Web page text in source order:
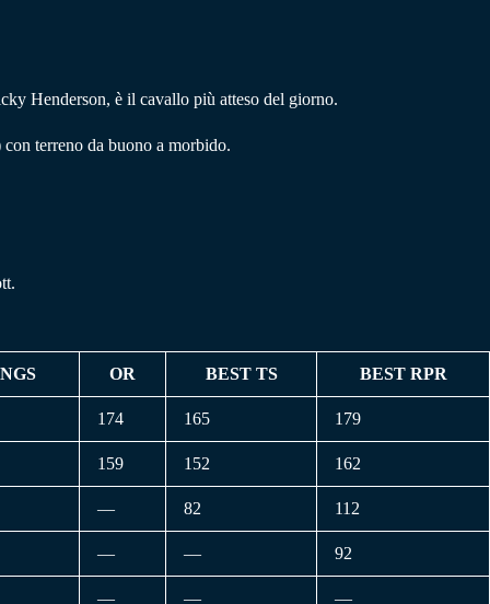
Henderson, è il cavallo più atteso del giorno.
terreno da buono a morbido.
OR BEST TS BEST RPR
174 165 179
159 152 162
— 82 112
— — 92
— — —